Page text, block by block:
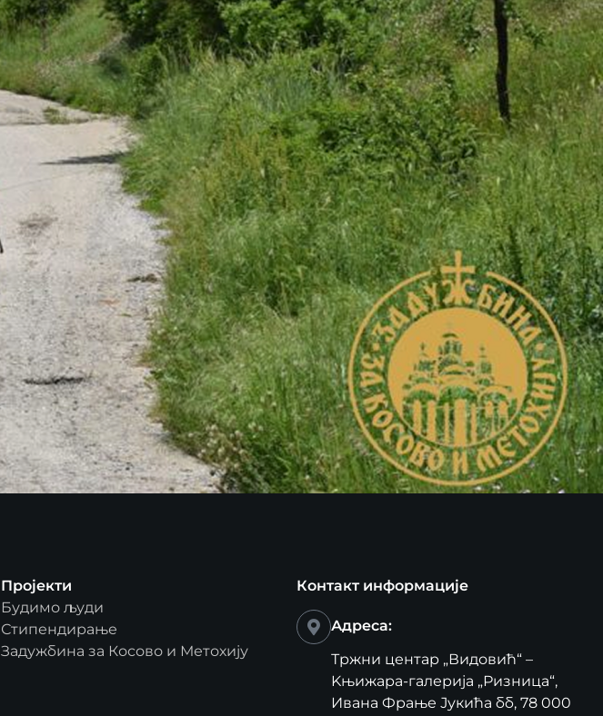
Пројекти
Будимо људи
Стипендирање
Задужбина за Косово и Метохију
Контакт информације
Адреса:
Тржни центар „Видовић“ –
Kњижара-галерија „Ризница“,
Ивана Фрање Јукића бб, 78 000